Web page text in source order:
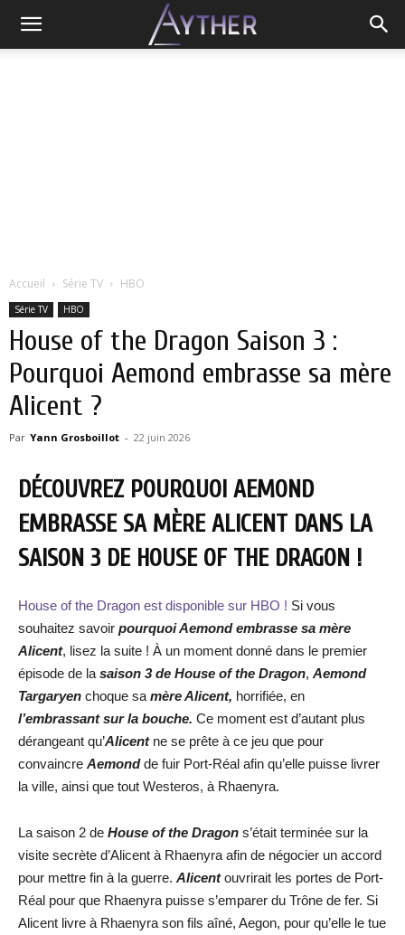
Accueil Série TV HBO
Série TV HBO
House of the Dragon Saison 3 :
Pourquoi Aemond embrasse sa mère
Alicent ?
Par Yann Grosboillot - 22 juin 2026
DÉCOUVREZ POURQUOI AEMOND
EMBRASSE SA MÈRE ALICENT DANS LA
SAISON 3 DE HOUSE OF THE DRAGON !
House of the Dragon est disponible sur HBO ! Si vous
souhaitez savoir pourquoi Aemond embrasse sa mère
Alicent, lisez la suite ! À un moment donné dans le premier
épisode de la saison 3 de House of the Dragon, Aemond
Targaryen choque sa mère Alicent, horrifiée, en
l’embrassant sur la bouche. Ce moment est d’autant plus
dérangeant qu’Alicent ne se prête à ce jeu que pour
convaincre Aemondde fuir Port-Réal afin qu’elle puisse livrer
la ville, ainsi que tout Westeros, à Rhaenyra.
La saison 2 de House of the Dragon s’était terminée sur la
visite secrète d’Alicent à Rhaenyra afin de négocier un accord
pour mettre fin à la guerre. Alicentouvrirait les portes de Port-
Réal pour que Rhaenyra puisse s’emparer du Trône de fer. Si
Alicent livre à Rhaenyra son fils aîné, Aegon, pour qu’elle le tue